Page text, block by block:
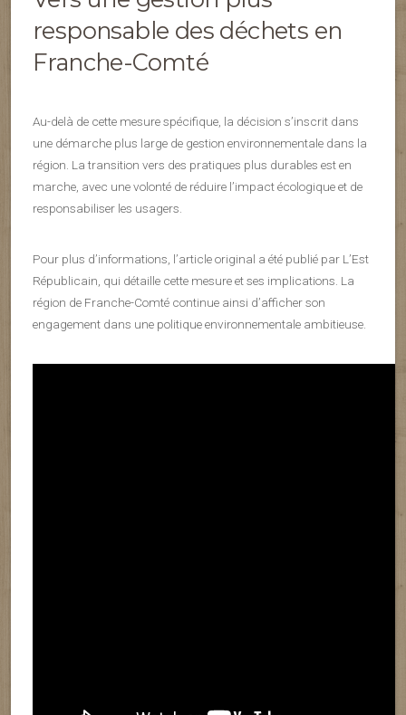
responsable des déchets en
Franche-Comté
Au-delà de cette mesure spécifique, la décision s’inscrit dans
une démarche plus large de gestion environnementale dans la
région. La transition vers des pratiques plus durables est en
marche, avec une volonté de réduire l’impact écologique et de
responsabiliser les usagers.
Pour plus d’informations, l’article original a été publié par L’Est
Républicain, qui détaille cette mesure et ses implications. La
région de Franche-Comté continue ainsi d’afficher son
engagement dans une politique environnementale ambitieuse.